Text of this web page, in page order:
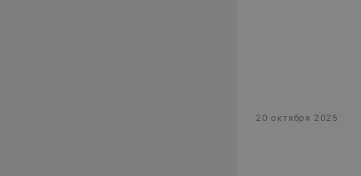
20 октября 2025